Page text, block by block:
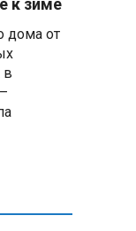
страны
к зиме
дома от
в